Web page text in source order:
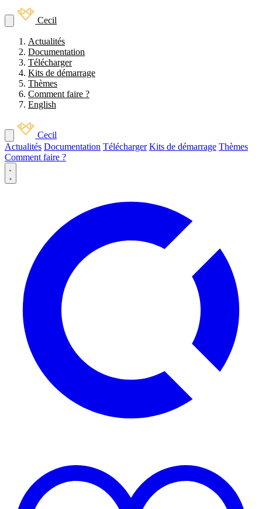
Cecil
Actualités
Documentation
Télécharger
Kits de démarrage
Thèmes
Comment faire ?
English
Cecil
Actualités Documentation Télécharger Kits de démarrage Thèmes
Comment faire ?